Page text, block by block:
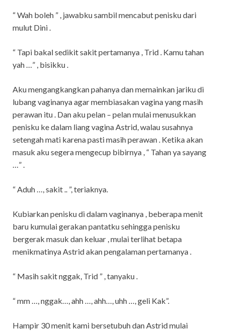
“ Wah boleh ” , jawabku sambil mencabut penisku dari
mulut Dini .
“ Tapi bakal sedikit sakit pertamanya , Trid . Kamu tahan
yah …” , bisikku .
Aku mengangkangkan pahanya dan memainkan jariku di
lubang vaginanya agar membiasakan vagina yang masih
perawan itu . Dan aku pelan – pelan mulai menusukkan
penisku ke dalam liang vagina Astrid, walau susahnya
setengah mati karena pasti masih perawan . Ketika akan
masuk aku segera mengecup bibirnya , “ Tahan ya sayang
…” .
“ Aduh …, sakit .. ”, teriaknya.
Kubiarkan penisku di dalam vaginanya , beberapa menit
baru kumulai gerakan pantatku sehingga penisku
bergerak masuk dan keluar , mulai terlihat betapa
menikmatinya Astrid akan pengalaman pertamanya .
“ Masih sakit nggak, Trid ” , tanyaku .
“ mm …, nggak…, ahh …, ahh…, uhh …, geli Kak”.
Hampir 30 menit kami bersetubuh dan Astrid mulai